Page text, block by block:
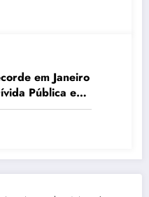
em Janeiro
Pública e